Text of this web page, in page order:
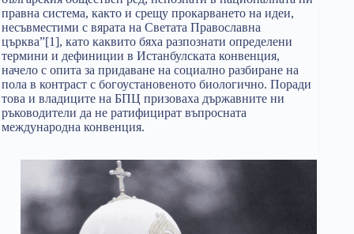
правна система, както и срещу прокарването на идеи,
несъвместими с вярата на Светата Православна
църква”[1], като каквито бяха разпознати определени
термини и дефиниции в Истанбулската конвенция,
начело с опита за придаване на социално разбиране на
пола в контраст с богоустановеното биологично. Поради
това и владиците на БПЦ призоваха държавните ни
ръководители да не ратифицират въпросната
международна конвенция.